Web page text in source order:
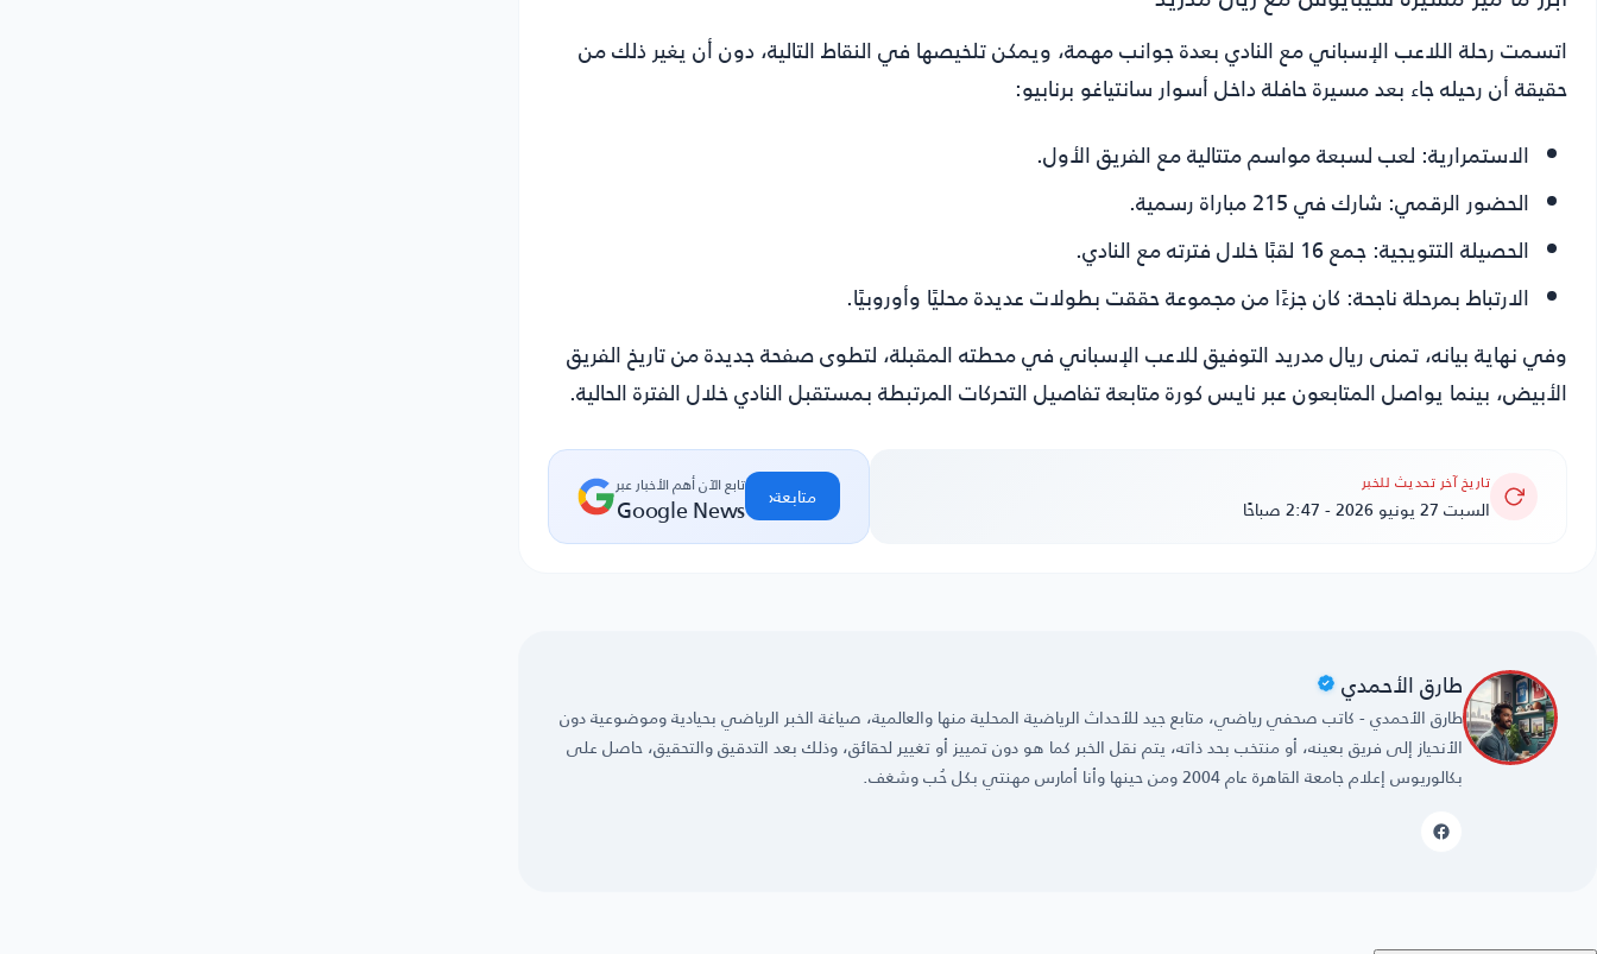
اتسمت رحلة اللاعب الإسباني مع النادي بعدة جوانب مهمة، ويمكن تلخيصها في النقاط التالية، دون أن يغير ذلك من
حقيقة أن رحيله جاء بعد مسيرة حافلة داخل أسوار سانتياغو برنابيو:
الاستمرارية: لعب لسبعة مواسم متتالية مع الفريق الأول.
الحضور الرقمي: شارك في 215 مباراة رسمية.
الحصيلة التتويجية: جمع 16 لقبًا خلال فترته مع النادي.
الارتباط بمرحلة ناجحة: كان جزءًا من مجموعة حققت بطولات عديدة محليًا وأوروبيًا.
وفي نهاية بيانه، تمنى ريال مدريد التوفيق للاعب الإسباني في محطته المقبلة، لتطوى صفحة جديدة من تاريخ الفريق
الأبيض، بينما يواصل المتابعون عبر نايس كورة متابعة تفاصيل التحركات المرتبطة بمستقبل النادي خلال الفترة الحالية.
تاريخ آخر تحديث للخبر
السبت 27 يونيو 2026 - 2:47 صباحًا
تابع الآن أهم الأخبار عبر
Google News متابعة‹
طارق الأحمدي
طارق الأحمدي - كاتب صحفي رياضي، متابع جيد للأحداث الرياضية المحلية منها والعالمية، صياغة الخبر الرياضي بحيادية وموضوعية دون
الأنحياز إلى فريق بعينه، أو منتخب بحد ذاته، يتم نقل الخبر كما هو دون تمييز أو تغيير لحقائق، وذلك بعد التدقيق والتحقيق، حاصل على
بكالوريوس إعلام جامعة القاهرة عام 2004 ومن حينها وأنا أمارس مهنتي بكل حُب وشغف.